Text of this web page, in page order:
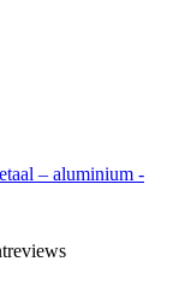
– aluminium -